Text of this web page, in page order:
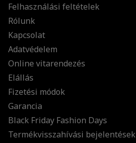
Felhasználási feltételek
Rólunk
Kapcsolat
Adatvédelem
Online vitarendezés
Elállás
Fizetési módok
Garancia
Black Friday Fashion Days
Termékvisszahívási bejelentések